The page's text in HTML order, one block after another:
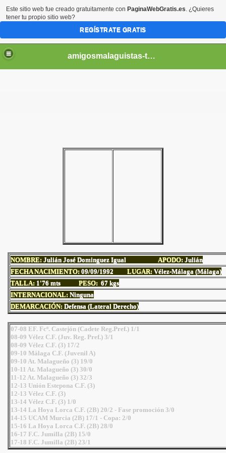
amigosmalaguistas-temporadas
NOMBRE: Julián José Dominguez Igual APODO: Julián
FECHA NACIMIENTO: 09/09/1992 LUGAR: Vélez-Málaga (Málaga)
TALLA: 1'76 mts PESO: 67 kgs
INTERNACIONAL: Ninguna
DEMARCACIÓN: Defensa (Lateral Derecho)
07-08 EF. Fcº. Castejón (Cadete Reg.Pref.) 1/1
08-09 Vélez C.F. (Juv. Reg. Pref.) 3/1
08-09 Vélez C.F. (3) 17/2
09-10 Málaga C.F. (Juvenil A)
09-10 At. Malagueño (3) 19/0
10-11 At. Malagueño (3) 30/0
11-12 At. Malagueño (3) 32/3
12-13 Unión Estepona C.F. (3)
12-13 Vélez C.F. (3)
13-14 Vélez C.F. (3) 1/0
13-14 La Hoya Lorca C.F. (2B) 20/2 - Fase promoción 3/0
14-15 UCAM Murcia (2B) 17/1 - Copa: 2/0
15-16 La Hoya Lorca C.F. (2B) 28/0
16-17 F.C. Jumilla (2B) 15/0
17-18 F.C. Jumilla (2B) 23/1
Este sitio web fue creado gratuitamente con PaginaWebGratis.es. ¿Quieres
tener tu propio sitio web?
REGÍSTRATE GRATIS